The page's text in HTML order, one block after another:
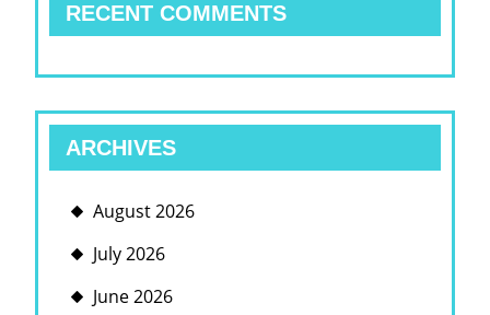
RECENT COMMENTS
ARCHIVES
August 2026
July 2026
June 2026